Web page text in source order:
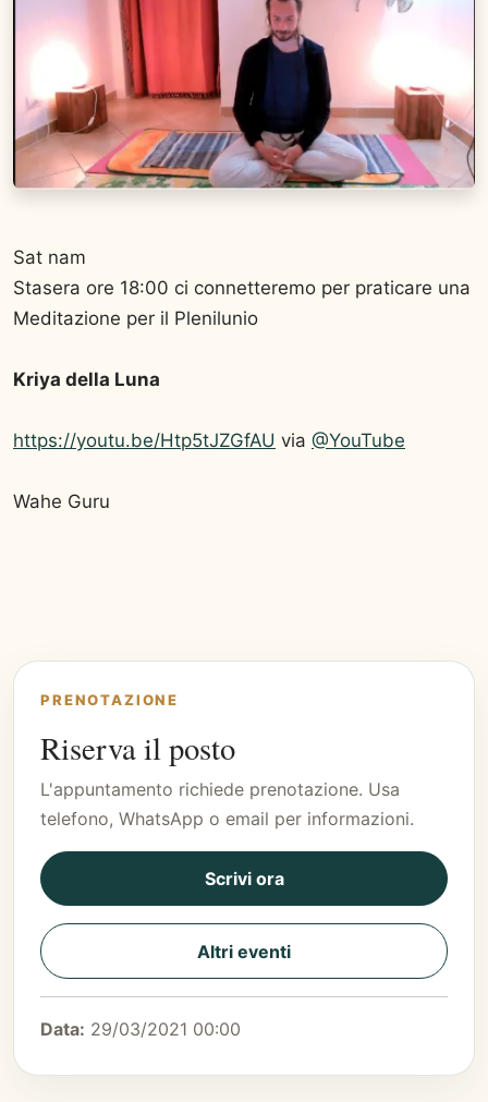
Sat nam
Stasera ore 18:00 ci connetteremo per praticare una
Meditazione per il Plenilunio
Kriya della Luna
https://youtu.be/Htp5tJZGfAU via @YouTube
Wahe Guru
PRENOTAZIONE
Riserva il posto
L'appuntamento richiede prenotazione. Usa
telefono, WhatsApp o email per informazioni.
Scrivi ora
Altri eventi
Data: 29/03/2021 00:00